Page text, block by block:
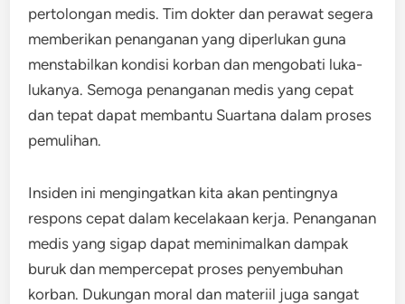
pertolongan medis. Tim dokter dan perawat segera
memberikan penanganan yang diperlukan guna
menstabilkan kondisi korban dan mengobati luka-
lukanya. Semoga penanganan medis yang cepat
dan tepat dapat membantu Suartana dalam proses
pemulihan.
Insiden ini mengingatkan kita akan pentingnya
respons cepat dalam kecelakaan kerja. Penanganan
medis yang sigap dapat meminimalkan dampak
buruk dan mempercepat proses penyembuhan
korban. Dukungan moral dan materiil juga sangat